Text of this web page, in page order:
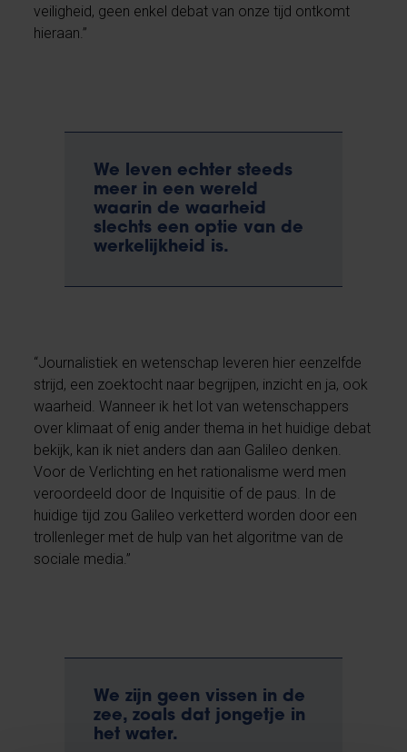
veiligheid, geen enkel debat van onze tijd ontkomt
hieraan.”
We leven echter steeds
meer in een wereld
waarin de waarheid
slechts een optie van de
werkelijkheid is.
“Journalistiek en wetenschap leveren hier eenzelfde
strijd, een zoektocht naar begrijpen, inzicht en ja, ook
waarheid. Wanneer ik het lot van wetenschappers
over klimaat of enig ander thema in het huidige debat
bekijk, kan ik niet anders dan aan Galileo denken.
Voor de Verlichting en het rationalisme werd men
veroordeeld door de Inquisitie of de paus. In de
huidige tijd zou Galileo verketterd worden door een
trollenleger met de hulp van het algoritme van de
sociale media.”
We zijn geen vissen in de
zee, zoals dat jongetje in
het water.